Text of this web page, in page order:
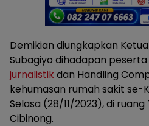
Demikian diungkapkan Ketua
Subagiyo dihadapan peserta
jurnalistik dan Handling
kehumasan rumah sakit se-
Selasa (28/11/2023), di
Cibinong.